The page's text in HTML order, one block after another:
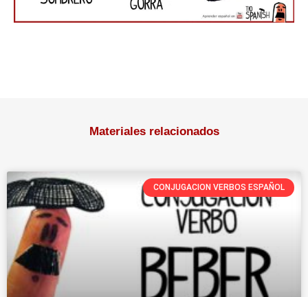
Materiales relacionados
CONJUGACION VERBOS ESPAÑOL